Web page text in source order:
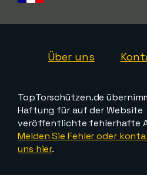
Über uns
TopTorschützen.de
Haftung für auf der Website
veröffentlichte fehlerhafte
Melden Sie Fehler oder
uns hier.